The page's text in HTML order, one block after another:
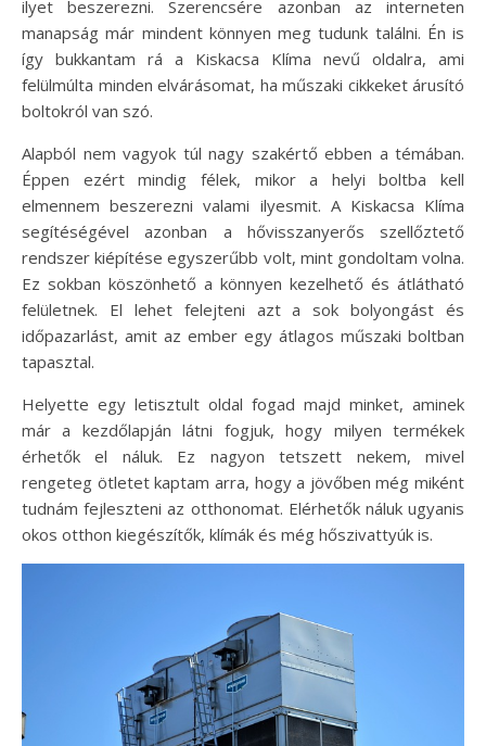
ilyet beszerezni. Szerencsére azonban az interneten
manapság már mindent könnyen meg tudunk találni. Én is
így bukkantam rá a Kiskacsa Klíma nevű oldalra, ami
felülmúlta minden elvárásomat, ha műszaki cikkeket árusító
boltokról van szó.
Alapból nem vagyok túl nagy szakértő ebben a témában.
Éppen ezért mindig félek, mikor a helyi boltba kell
elmennem beszerezni valami ilyesmit. A Kiskacsa Klíma
segítéségével azonban a hővisszanyerős szellőztető
rendszer kiépítése egyszerűbb volt, mint gondoltam volna.
Ez sokban köszönhető a könnyen kezelhető és átlátható
felületnek. El lehet felejteni azt a sok bolyongást és
időpazarlást, amit az ember egy átlagos műszaki boltban
tapasztal.
Helyette egy letisztult oldal fogad majd minket, aminek
már a kezdőlapján látni fogjuk, hogy milyen termékek
érhetők el náluk. Ez nagyon tetszett nekem, mivel
rengeteg ötletet kaptam arra, hogy a jövőben még miként
tudnám fejleszteni az otthonomat. Elérhetők náluk ugyanis
okos otthon kiegészítők, klímák és még hőszivattyúk is.